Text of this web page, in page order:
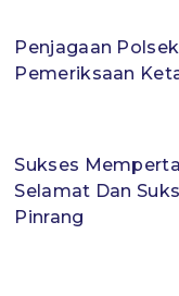
Penjagaan
Pemeriksaan
Sukses
Selamat Dan
Pinrang